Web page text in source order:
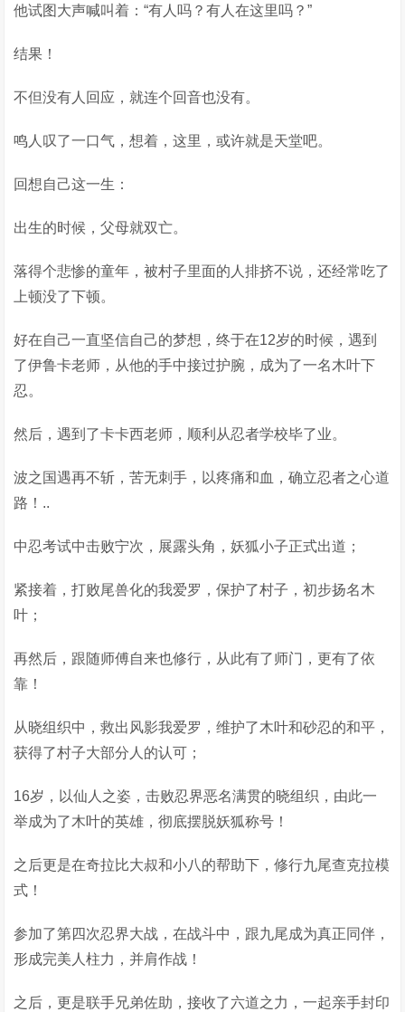
他试图大声喊叫着：“有人吗？有人在这里吗？”
结果！
不但没有人回应，就连个回音也没有。
鸣人叹了一口气，想着，这里，或许就是天堂吧。
回想自己这一生：
出生的时候，父母就双亡。
落得个悲惨的童年，被村子里面的人排挤不说，还经常吃了
上顿没了下顿。
好在自己一直坚信自己的梦想，终于在12岁的时候，遇到
了伊鲁卡老师，从他的手中接过护腕，成为了一名木叶下
忍。
然后，遇到了卡卡西老师，顺利从忍者学校毕了业。
波之国遇再不斩，苦无刺手，以疼痛和血，确立忍者之心道
路！..
中忍考试中击败宁次，展露头角，妖狐小子正式出道；
紧接着，打败尾兽化的我爱罗，保护了村子，初步扬名木
叶；
再然后，跟随师傅自来也修行，从此有了师门，更有了依
靠！
从晓组织中，救出风影我爱罗，维护了木叶和砂忍的和平，
获得了村子大部分人的认可；
16岁，以仙人之姿，击败忍界恶名满贯的晓组织，由此一
举成为了木叶的英雄，彻底摆脱妖狐称号！
之后更是在奇拉比大叔和小八的帮助下，修行九尾查克拉模
式！
参加了第四次忍界大战，在战斗中，跟九尾成为真正同伴，
形成完美人柱力，并肩作战！
之后，更是联手兄弟佐助，接收了六道之力，一起亲手封印